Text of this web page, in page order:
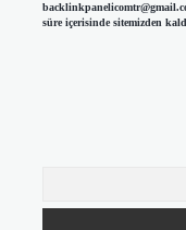
süre içerisinde sitemizden